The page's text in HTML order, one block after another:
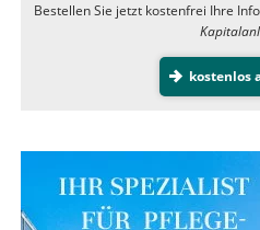
Bestellen Sie jetzt kostenfrei Ihre
kostenlos